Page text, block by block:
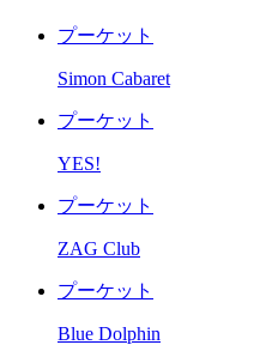
プーケット
Simon Cabaret
プーケット
YES!
プーケット
ZAG Club
プーケット
Blue Dolphin